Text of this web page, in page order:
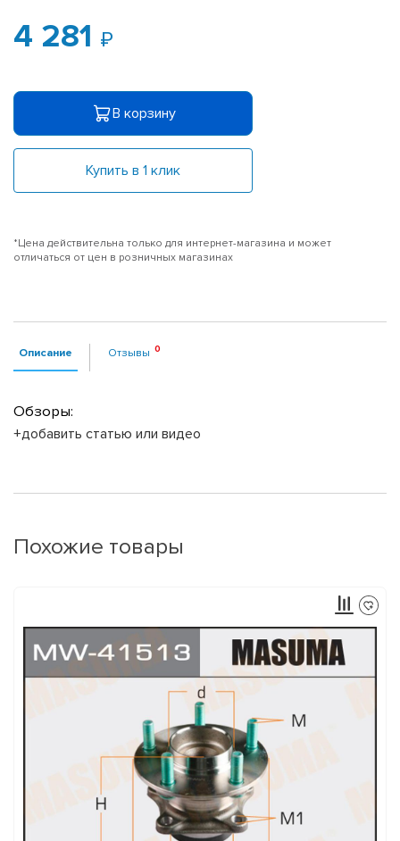
4 281
В корзину
Купить в 1 клик
*Цена действительна только для интернет-магазина и может
отличаться от цен в розничных магазинах
Описание Отзывы
Обзоры:
+добавить статью или видео
Похожие товары